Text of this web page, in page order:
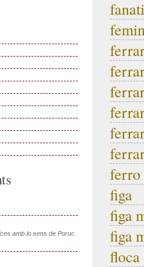
ferro
figa
figa
figa
amb lo sens de Poruc.